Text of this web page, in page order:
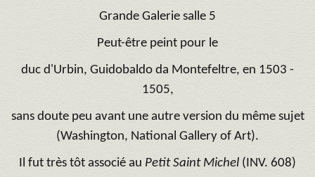
Grande Galerie salle 5
Peut-être peint pour le
duc d'Urbin, Guidobaldo da Montefeltre, en 1503 -
1505,
sans doute peu avant une autre version du même sujet
(Washington, National Gallery of Art).
Il fut très tôt associé au Petit Saint Michel (INV. 608)